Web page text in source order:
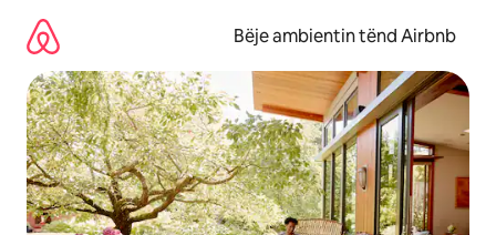
përmbajtja
Bëje ambientin tënd Airbnb